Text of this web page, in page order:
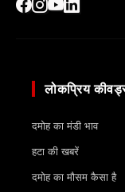
लोकप्रिय
दमोह का मंडी भाव
हटा की खबरें
दमोह का मौसम कैसा है